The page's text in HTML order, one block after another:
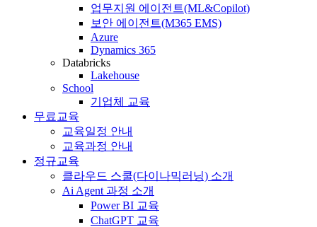
업무지원 에이전트(ML&Copilot)
보안 에이전트(M365 EMS)
Azure
Dynamics 365
Databricks
Lakehouse
School
기업체 교육
무료교육
교육일정 안내
교육과정 안내
정규교육
클라우드 스쿨(다이나믹러닝) 소개
Ai Agent 과정 소개
Power BI 교육
ChatGPT 교육